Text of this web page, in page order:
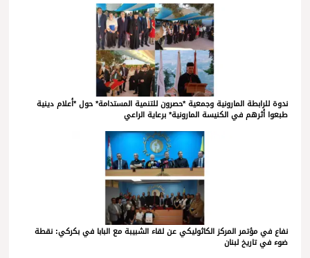
ندوة للرابطة المارونية وجمعية *حصرون للتنمية المستدامة* حول *أعلام دينية
طبعوا أثرهم في الكنيسة المارونية* برعاية الراعي
نفاع في مؤتمر المركز الكاثوليكي عن لقاء الشبيبة مع البابا في بكركي: نقطة
ضوء في تاريخ لبنان